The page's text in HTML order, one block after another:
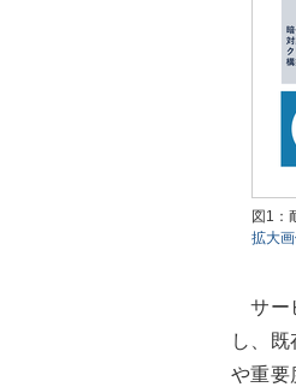
図1：
拡大
サー
し、
や重要